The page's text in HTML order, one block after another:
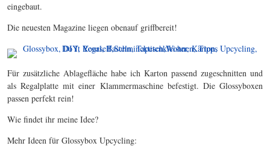
eingebaut.
Die neuesten Magazine liegen obenauf griffbereit!
Für zusätzliche Ablagefläche habe ich Karton passend zugeschnitten und
als Regalplatte mit einer Klammermaschine befestigt. Die Glossyboxen
passen perfekt rein!
Wie findet ihr meine Idee?
Mehr Ideen für Glossybox Upcycling: